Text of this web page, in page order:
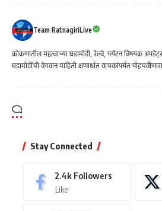
Team RatnagiriLive
कोकणातील महत्वाच्या घडामोडी, रेल्वे, पर्यटन विषयक
घडामोडींची वेगवान माहिती क्षणार्धात वाचकांपर्यत
Stay Connected
2.4k Followers
Like